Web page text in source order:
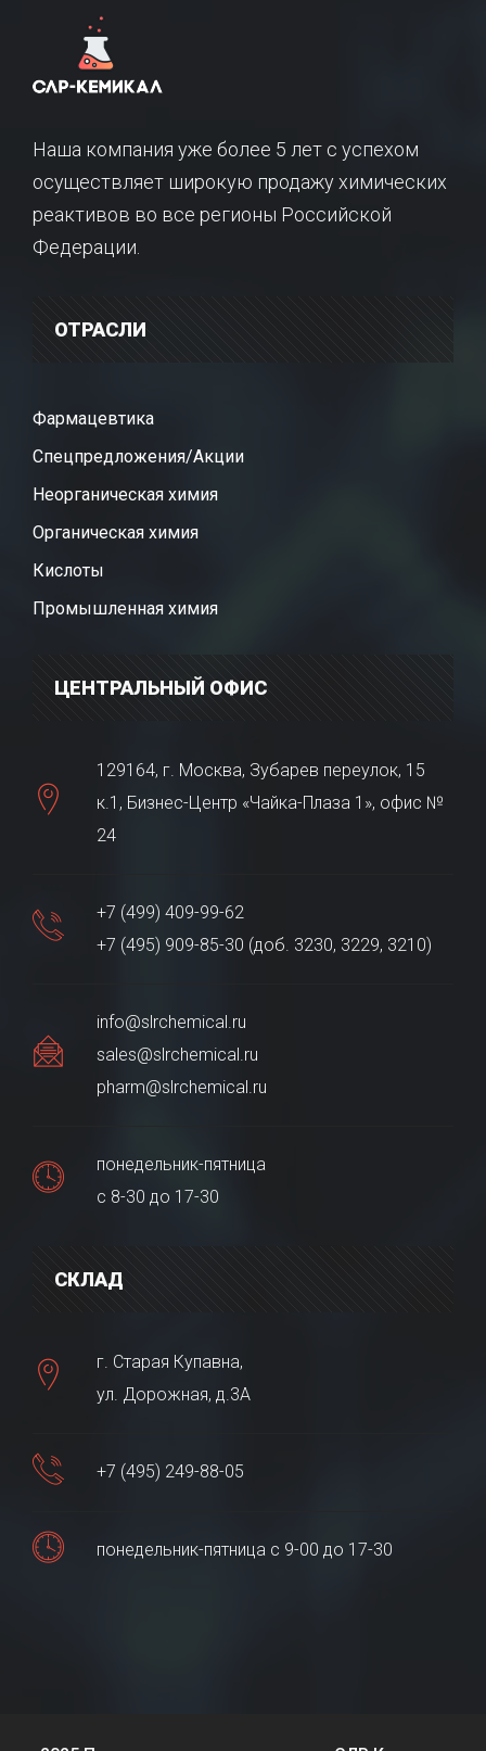
Наша компания уже более 5 лет с успехом
осуществляет широкую продажу химических
реактивов во все регионы Российской
Федерации.
ОТРАСЛИ
Фармацевтика
Спецпредложения/Акции
Неорганическая химия
Органическая химия
Кислоты
Промышленная химия
ЦЕНТРАЛЬНЫЙ ОФИС
129164, г. Москва, Зубарев переулок, 15
к.1, Бизнес-Центр «Чайка-Плаза 1», офис №
24
+7 (499) 409-99-62
+7 (495) 909-85-30 (доб. 3230, 3229, 3210)
info@slrchemical.ru
sales@slrchemical.ru
pharm@slrchemical.ru
понедельник-пятница
с 8-30 до 17-30
СКЛАД
г. Старая Купавна,
ул. Дорожная, д.3А
+7 (495) 249-88-05
понедельник-пятница с 9-00 до 17-30